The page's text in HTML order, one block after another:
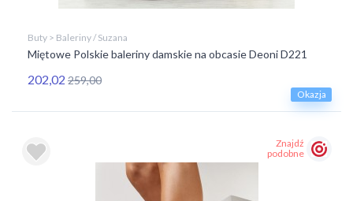
Okazja
Buty > Baleriny / Suzana
Miętowe Polskie baleriny damskie na obcasie Deoni D221
202,02 259,00
Znajdź
podobne